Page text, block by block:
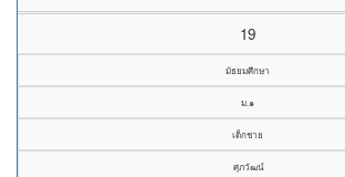
19
มัธยมศึกษา
ม.๑
เด็กชาย
ศุภวัฒน์